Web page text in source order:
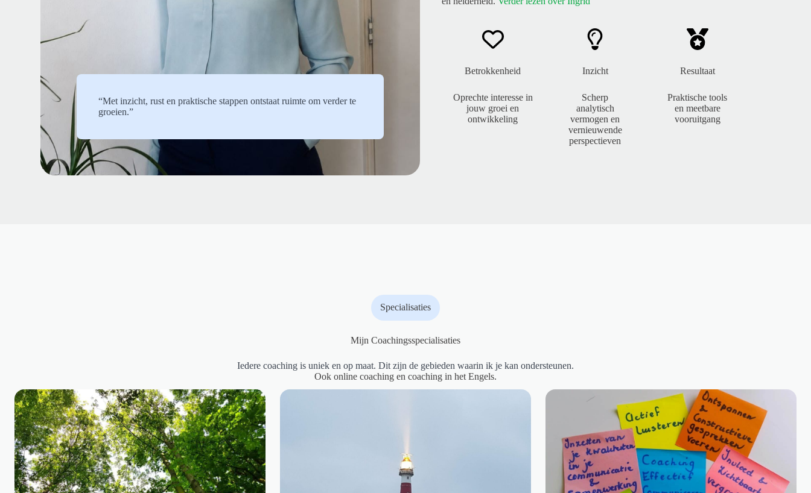
“Met inzicht, rust en praktische stappen ontstaat ruimte om verder te
groeien.”
Betrokkenheid
Oprechte interesse in
jouw groei en
ontwikkeling
Inzicht
Scherp
analytisch
vermogen en
vernieuwende
perspectieven
Resultaat
Praktische tools
en meetbare
vooruitgang
Specialisaties
Mijn Coachingsspecialisaties
Iedere coaching is uniek en op maat. Dit zijn de gebieden waarin ik je kan ondersteunen.
Ook online coaching en coaching in het Engels.